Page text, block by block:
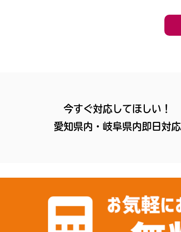
今すぐ対応してほしい！
愛知県内・岐阜県内即日対応